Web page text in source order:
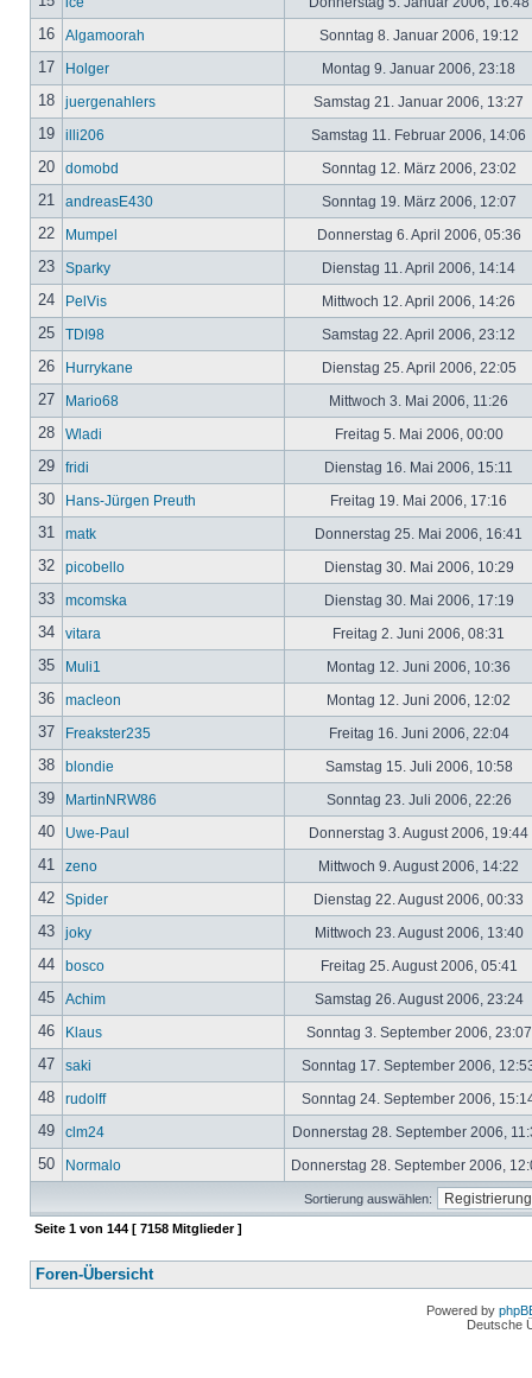
16 Algamoorah Sonntag 8. Januar 2006, 19:12
17 Holger Montag 9. Januar 2006, 23:18
18 juergenahlers Samstag 21. Januar 2006, 13:27
19 illi206 Samstag 11. Februar 2006, 14:06
20 domobd Sonntag 12. März 2006, 23:02
21 andreasE430 Sonntag 19. März 2006, 12:07
22 Mumpel Donnerstag 6. April 2006, 05:36
23 Sparky Dienstag 11. April 2006, 14:14
24 PelVis Mittwoch 12. April 2006, 14:26
25 TDI98 Samstag 22. April 2006, 23:12
26 Hurrykane Dienstag 25. April 2006, 22:05
27 Mario68 Mittwoch 3. Mai 2006, 11:26
28 Wladi Freitag 5. Mai 2006, 00:00
29 fridi Dienstag 16. Mai 2006, 15:11
30 Hans-Jürgen Preuth Freitag 19. Mai 2006, 17:16
31 matk Donnerstag 25. Mai 2006, 16:41
32 picobello Dienstag 30. Mai 2006, 10:29
33 mcomska Dienstag 30. Mai 2006, 17:19
34 vitara Freitag 2. Juni 2006, 08:31
35 Muli1 Montag 12. Juni 2006, 10:36
36 macleon Montag 12. Juni 2006, 12:02
37 Freakster235 Freitag 16. Juni 2006, 22:04
38 blondie Samstag 15. Juli 2006, 10:58
39 MartinNRW86 Sonntag 23. Juli 2006, 22:26
40 Uwe-Paul Donnerstag 3. August 2006, 19:44
41 zeno Mittwoch 9. August 2006, 14:22
42 Spider Dienstag 22. August 2006, 00:33
43 joky Mittwoch 23. August 2006, 13:40
44 bosco Freitag 25. August 2006, 05:41
45 Achim Samstag 26. August 2006, 23:24
46 Klaus Sonntag 3. September 2006,
47 saki Sonntag 17. September 2006,
48 rudolff Sonntag 24. September 2006,
49 clm24 Donnerstag 28. September 2006,
50 Normalo Donnerstag 28. September 2006,
Sortierung auswählen:
Seite 1 von 144 [ 7158 Mitglieder ]
Foren-Übersicht
Powered by
Deutsche